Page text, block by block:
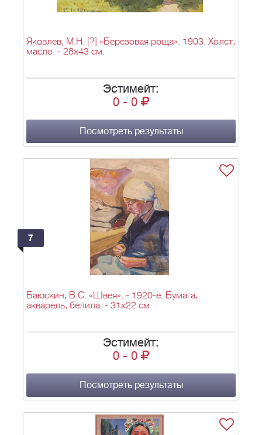
Яковлев, М.Н. [?] «Березовая роща». 1903. Холст,
масло. - 28х43 см.
Эстимейт:
0 - 0
Посмотреть результаты
7
Баюскин, В.С. «Швея». - 1920-е. Бумага,
акварель, белила. - 31х22 см.
Эстимейт:
0 - 0
Посмотреть результаты